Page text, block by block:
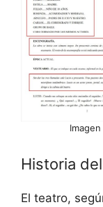
Historia
El teatro,